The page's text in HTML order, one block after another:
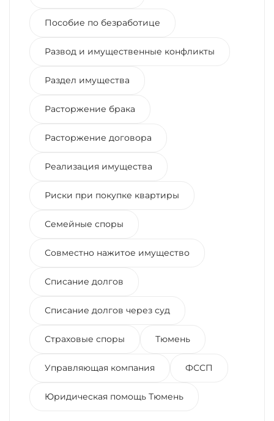
Пособие по безработице
Развод и имущественные конфликты
Раздел имущества
Расторжение брака
Расторжение договора
Реализация имущества
Риски при покупке квартиры
Семейные споры
Совместно нажитое имущество
Списание долгов
Списание долгов через суд
Страховые споры Тюмень
Управляющая компания ФССП
Юридическая помощь Тюмень